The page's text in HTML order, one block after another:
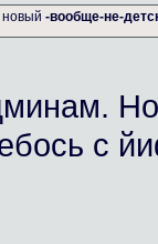
новый -вообще-не-
с